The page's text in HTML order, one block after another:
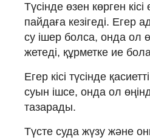
Түсінде өзен көрген
пайдаға кезігеді. Егер
су ішер болса, онда ол
жетеді, құрметке ие
Егер кісі түсінде
суын ішсе, онда ол
тазарады.
Түсте суда жүзу және